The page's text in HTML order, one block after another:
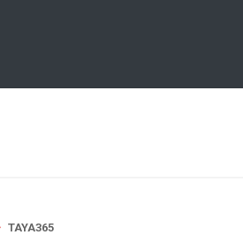
TAYA365